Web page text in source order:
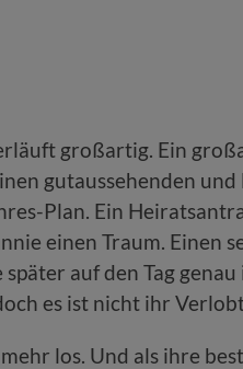
großartig. Ein
gutaussehenden
Plan. Ein
einen Traum. Einen
auf den Tag
es ist nicht ihr
los. Und als ihre